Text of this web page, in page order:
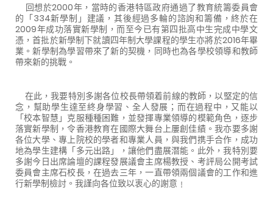
回想於2000年，當時的香港特區政府通過了教育統籌委員會
的「334新學制」建議，其後經過多輪的諮詢和籌備，終於在
2009年成功落實新學制，而至今已有第四批高中生完成中學文
憑，首批於新學制下就讀四年制大學課程的學生亦將於2016年畢
業。新學制為學習帶來了新的契機，同時也為各學校領導和教師
帶來新的挑戰。
在此，我要特別多謝各位校長帶領着前線的教師，以堅定的信
念，幫助學生達至終身學習、全人發展；而在過程中，又能以
「校本智慧」克服種種困難，並發揮專業領導的模範角色，逐步
落實新學制，令香港教育在國際大舞台上屢創佳績。我亦要多謝
各位大學、專上院校的學者和專業人員，與我們携手合作，成功
地為學生建構「多元出路」，讓他們盡展潛能。此外，我特別要
多謝今日出席論壇的課程發展議會主席楊教授、考評局公開考試
委員會主席石校長，在過去三年，一直帶領兩個議會的工作和進
行新學制檢討。我謹向各位致以衷心的謝意﹗